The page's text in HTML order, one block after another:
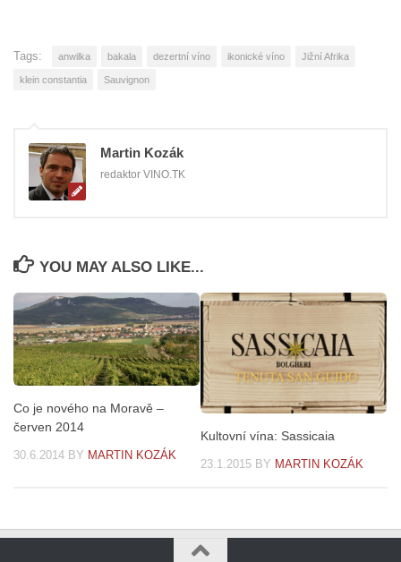
Tags: anwilka bakala dezertní víno ikonické víno Jižní Afrika
klein constantia Sauvignon
Martin Kozák
redaktor VINO.TK
YOU MAY ALSO LIKE...
Co je nového na Moravě –
červen 2014
30.6.2014 BY MARTIN KOZÁK
Kultovní vína: Sassicaia
23.1.2015 BY MARTIN KOZÁK